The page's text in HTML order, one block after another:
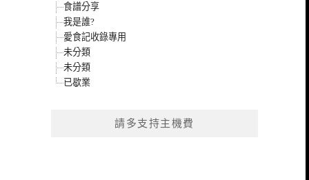
食譜分享
我是誰?
愛食記收錄專用
未分類
未分類
已歇業
請多支持主機費